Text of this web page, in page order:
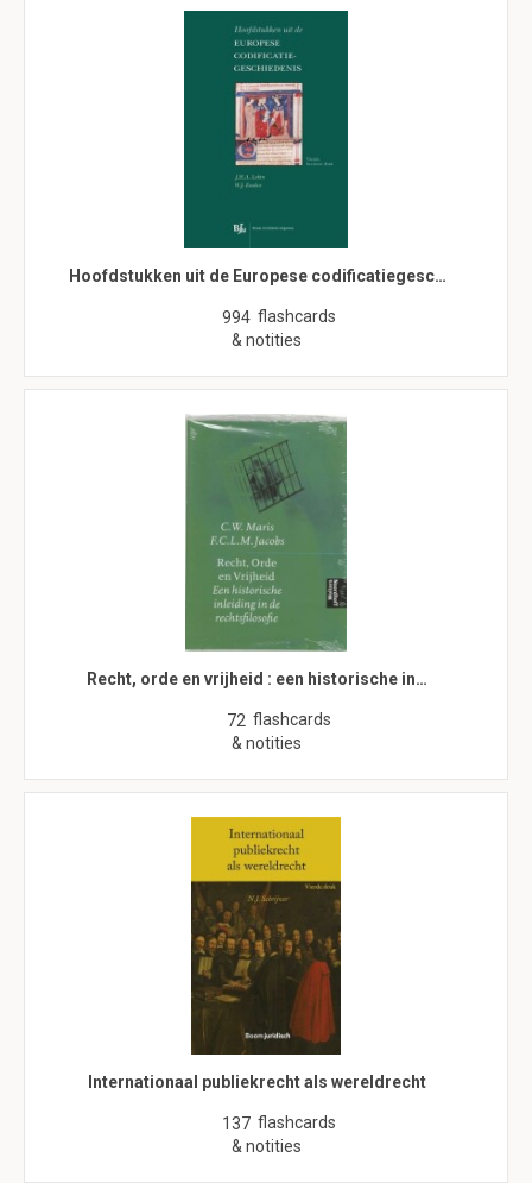
Hoofdstukken uit de Europese codificatiegesc…
994 flashcards
& notities
Recht, orde en vrijheid : een historische in…
72 flashcards
& notities
Internationaal publiekrecht als wereldrecht
137 flashcards
& notities